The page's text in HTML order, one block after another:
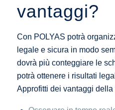
vantaggi?
Con POLYAS potrà
legale e sicura in modo
dovrà più conteggiare le
potrà ottenere i risultati
Approfitti dei vantaggi